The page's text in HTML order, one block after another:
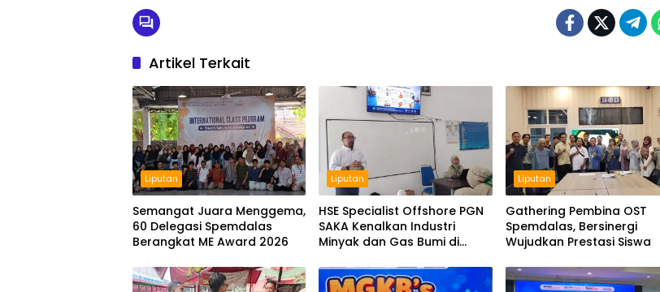
Artikel Terkait
Liputan
Semangat Juara Menggema,
60 Delegasi Spemdalas
Berangkat ME Award 2026
Liputan
HSE Specialist Offshore PGN
SAKA Kenalkan Industri
Minyak dan Gas Bumi di
Liputan
Gathering Pembina OST
Spemdalas, Bersinergi
Wujudkan Prestasi Siswa